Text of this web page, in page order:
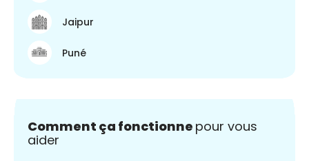
Jaipur
Puné
Comment ça fonctionne pour vous
aider